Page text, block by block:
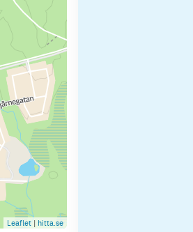
Leaflet | hitta.se